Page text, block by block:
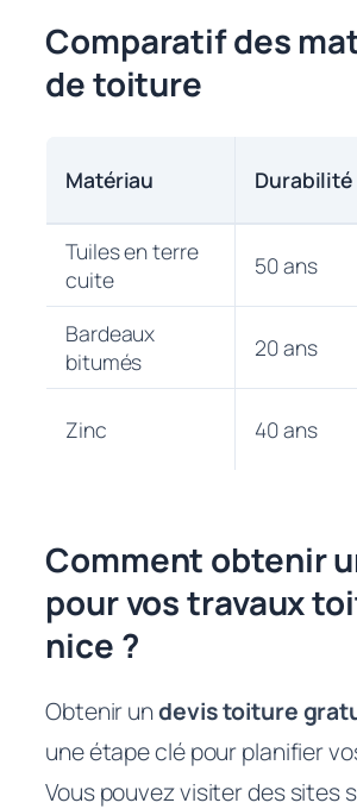
Comparatif des
de toiture
Matériau Durabilité
Tuiles en terre
cuite
50 ans
Bardeaux
bitumés
20 ans
Zinc 40 ans
Comment obtenir
pour vos travaux
nice ?
Obtenir undevis toiture
une étape clé pour planifier
Vous pouvez visiter des sites